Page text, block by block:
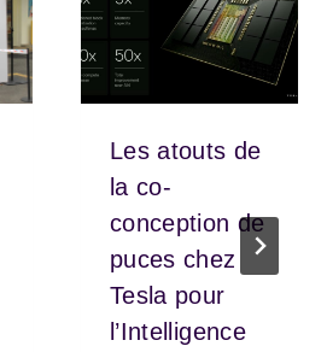
Les atouts de
la co-
conception de
puces chez
Tesla pour
l’Intelligence